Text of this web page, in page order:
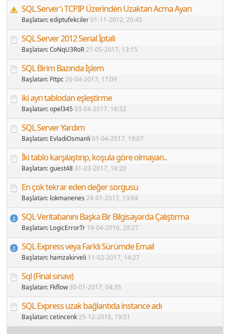
SQL Server'ı TCPIP Üzerinden Uzaktan Acma Ayarı
Başlatan:ediptufekciler 01-11-2012 , 20:45
SQL Server 2012 Serial İptali
Başlatan:CoNqU3RoR 21-05-2017 , 13:15
SQL Birim Bazında İşlem
Başlatan: Fttpc 26-04-2017 , 17:09
iki ayrı tablodan eşleştirme
Başlatan:opel345 03-04-2017 , 16:32
SQL Server Yardım
Başlatan: EvladiOsmanli 01-04-2017 , 19:07
İki tablo karşılaştırıp, koşula göre olmayan..
Başlatan:guest48 31-03-2017 , 16:20
En çok tekrar eden değer sorgusu
Başlatan: lokmanenes 24-01-2017 , 13:04
SQL Veritabanını Başka Bir Bilgisayarda Çalıştırma
Başlatan: LogicErrorTr 19-04-2016 , 20:27
SQL Express veya Farklı Sürümde Email
Başlatan: hamzakirveli 11-02-2017 , 14:27
Sql (Final sınavı)
Başlatan: Fkflow 30-01-2017 , 04:35
SQL Express uzak bağlantıda instance adı
Başlatan:cetincenk 25-12-2016 , 19:51